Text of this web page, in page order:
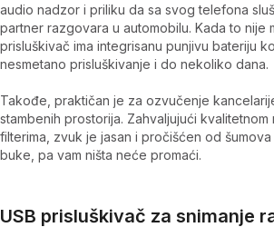
audio nadzor i priliku da sa svog telefona
partner razgovara u automobilu. Kada to nije
prisluškivač ima integrisanu punjivu bateriju
nesmetano prisluškivanje i do nekoliko dana.
Takođe, praktičan je za ozvučenje
stambenih prostorija. Zahvaljujući kvalitetnom
filterima, zvuk je jasan i pročišćen od
buke, pa vam ništa neće promaći.
USB prisluškivač za snimanje